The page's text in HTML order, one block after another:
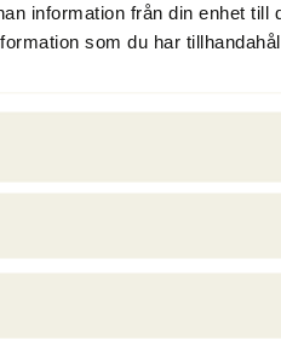
information från din enhet
som du har